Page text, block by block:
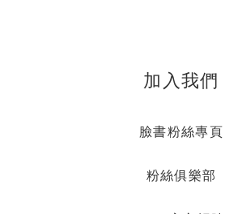
加入我們
臉書粉絲專頁
粉絲俱樂部